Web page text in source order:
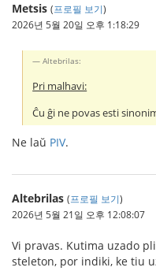
Metsis (프로필 보기)
2026년 5월 20일 오후 1:18:29
Altebrilas:
Pri malhavi:
Ĉu ĝi ne povas esti
Ne laŭ PIV.
Altebrilas (프로필 보기)
2026년 5월 21일 오후 12:08:07
Vi pravas. Kutima uzado
steleton, por indiki, ke tiu